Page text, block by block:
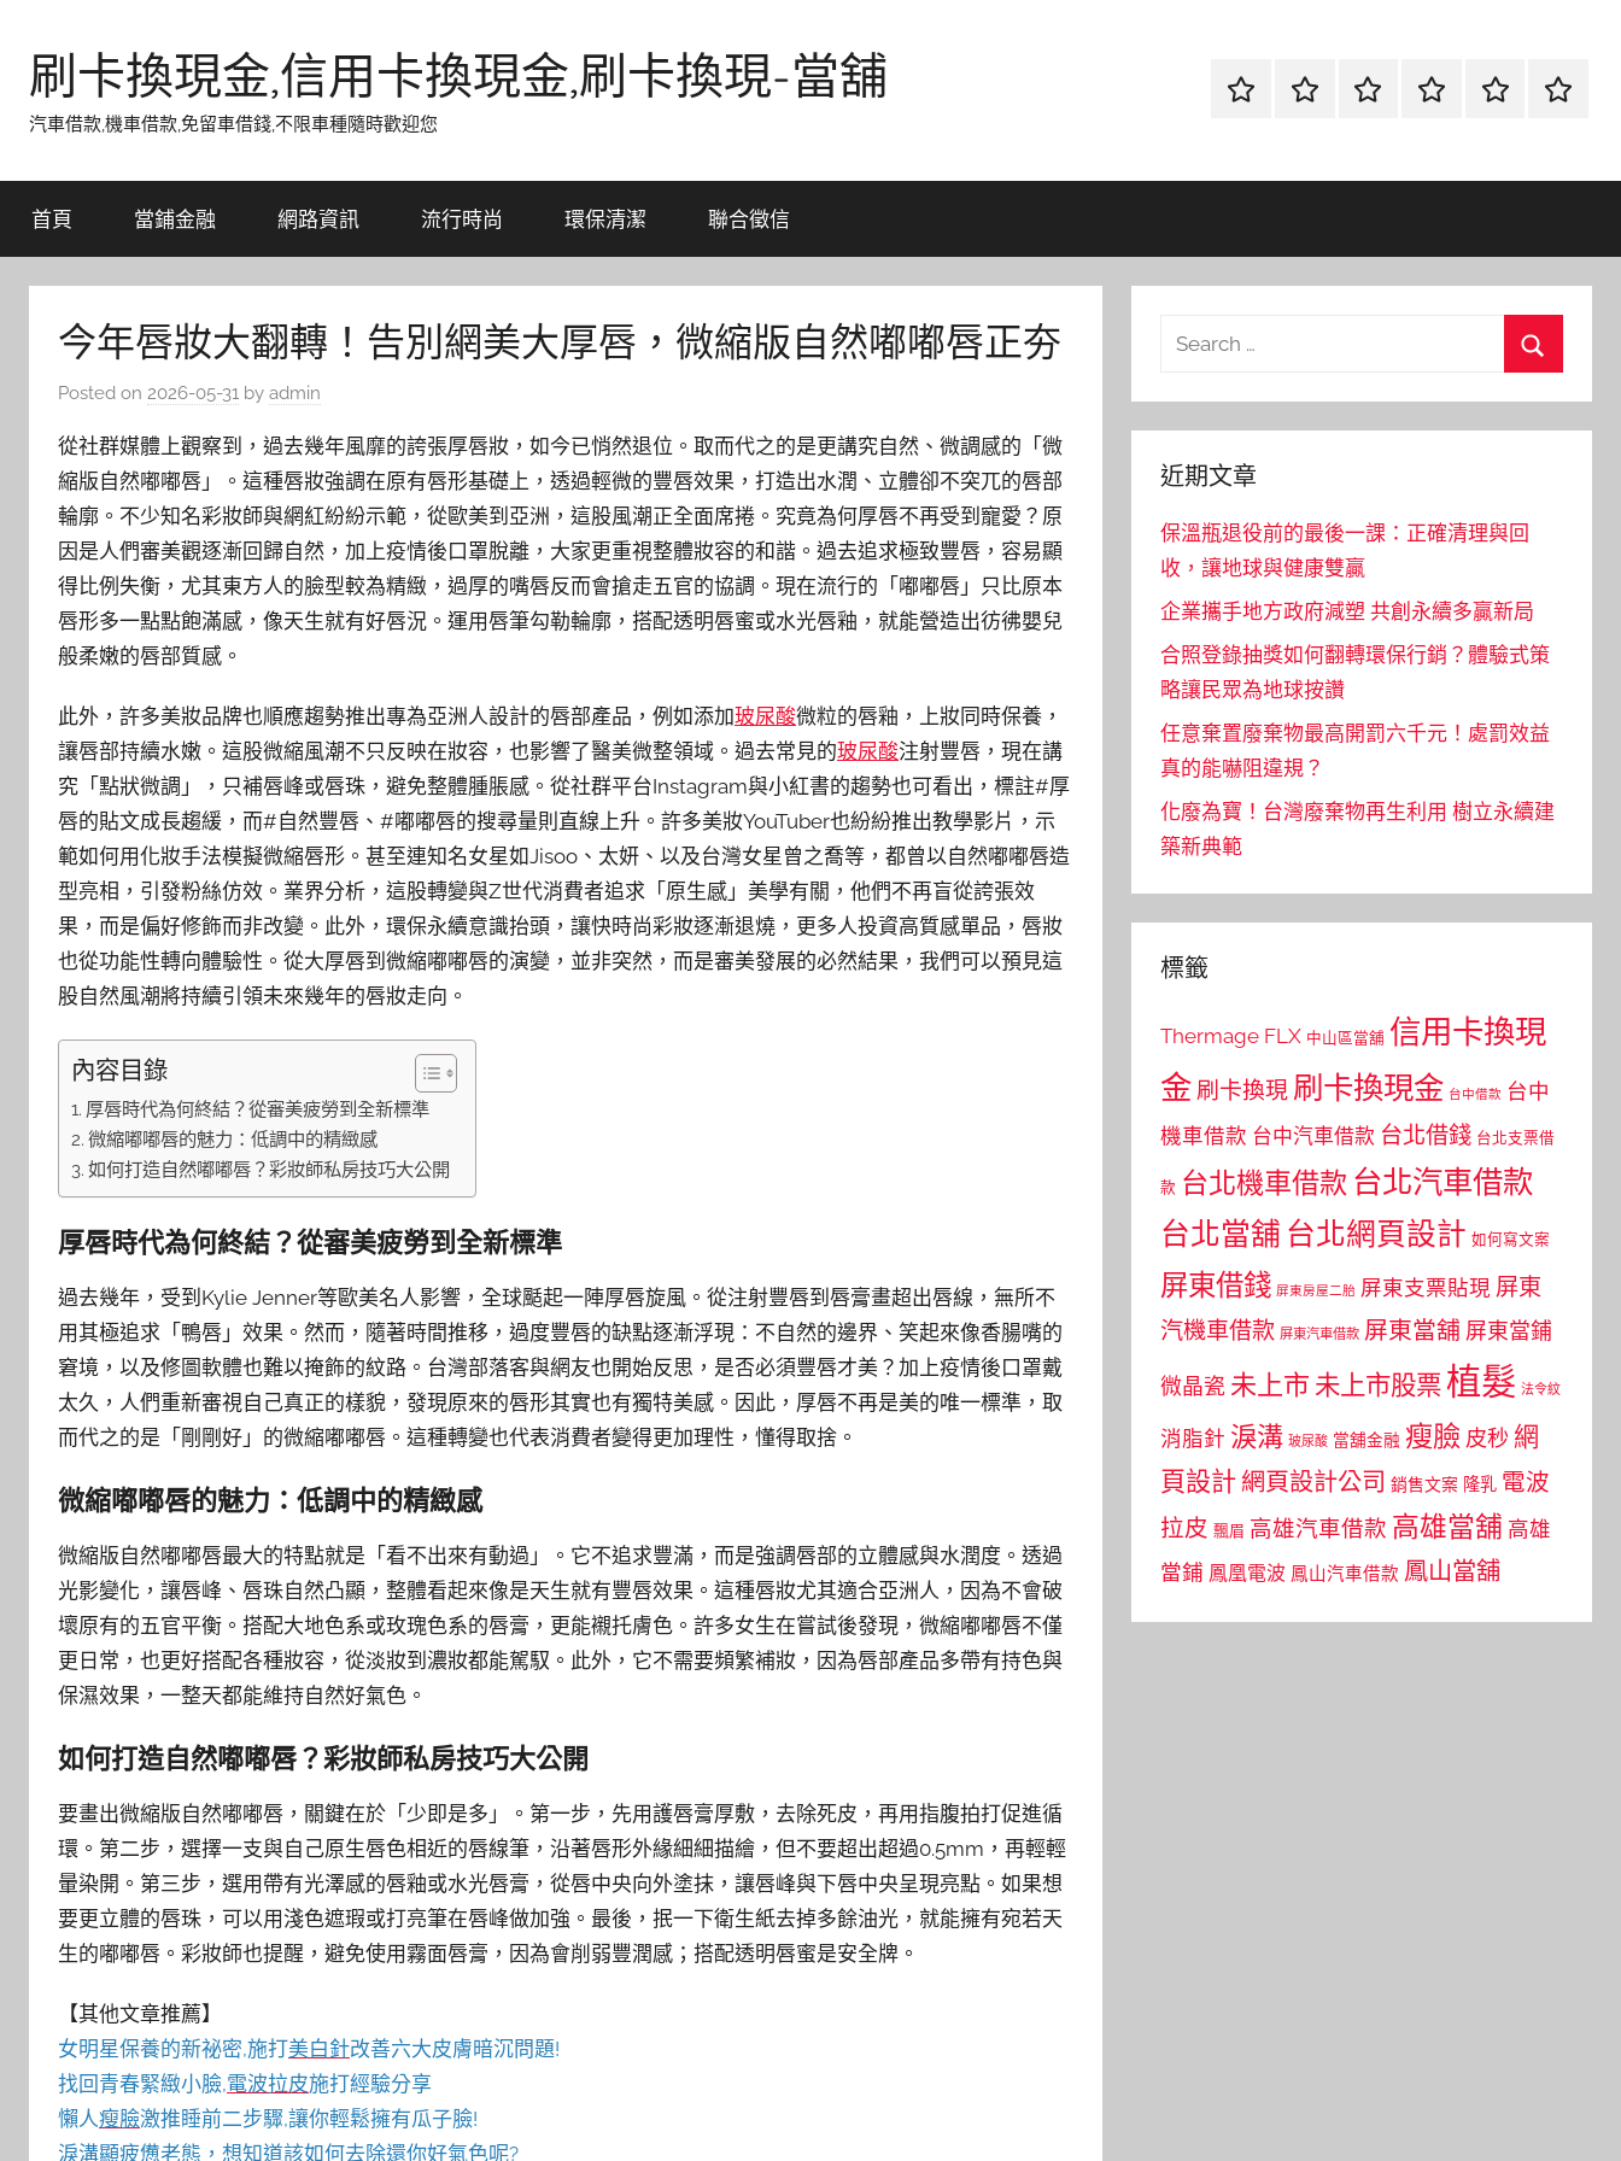
content刷卡換現金,信用卡換現金,刷卡換現-當舖
汽車借款,機車借款,免留車借錢,不限車種隨時歡迎您
首
當
網
流
環
聯
首頁 當鋪金融 網路資訊 流行時尚 環保清潔 聯合徵信
今年唇妝大翻轉！告別網美大厚唇，微縮版自然嘟嘟唇正夯
Posted on 2026-05-31 by admin
從社群媒體上觀察到，過去幾年風靡的誇張厚唇妝，如今已悄然退位。取而代之的是更講究自然、微調感的「微
縮版自然嘟嘟唇」。這種唇妝強調在原有唇形基礎上，透過輕微的豐唇效果，打造出水潤、立體卻不突兀的唇部
輪廓。不少知名彩妝師與網紅紛紛示範，從歐美到亞洲，這股風潮正全面席捲。究竟為何厚唇不再受到寵愛？原
因是人們審美觀逐漸回歸自然，加上疫情後口罩脫離，大家更重視整體妝容的和諧。過去追求極致豐唇，容易顯
得比例失衡，尤其東方人的臉型較為精緻，過厚的嘴唇反而會搶走五官的協調。現在流行的「嘟嘟唇」只比原本
唇形多一點點飽滿感，像天生就有好唇況。運用唇筆勾勒輪廓，搭配透明唇蜜或水光唇釉，就能營造出彷彿嬰兒
般柔嫩的唇部質感。
此外，許多美妝品牌也順應趨勢推出專為亞洲人設計的唇部產品，例如添加玻尿酸微粒的唇釉，上妝同時保養，
讓唇部持續水嫩。這股微縮風潮不只反映在妝容，也影響了醫美微整領域。過去常見的玻尿酸注射豐唇，現在講
究「點狀微調」，只補唇峰或唇珠，避免整體腫脹感。從社群平台Instagram與小紅書的趨勢也可看出，標註#厚
唇的貼文成長趨緩，而#自然豐唇、#嘟嘟唇的搜尋量則直線上升。許多美妝YouTuber也紛紛推出教學影片，示
範如何用化妝手法模擬微縮唇形。甚至連知名女星如Jisoo、太妍、以及台灣女星曾之喬等，都曾以自然嘟嘟唇造
型亮相，引發粉絲仿效。業界分析，這股轉變與Z世代消費者追求「原生感」美學有關，他們不再盲從誇張效
果，而是偏好修飾而非改變。此外，環保永續意識抬頭，讓快時尚彩妝逐漸退燒，更多人投資高質感單品，唇妝
也從功能性轉向體驗性。從大厚唇到微縮嘟嘟唇的演變，並非突然，而是審美發展的必然結果，我們可以預見這
股自然風潮將持續引領未來幾年的唇妝走向。
內容目錄
厚唇時代為何終結？從審美疲勞到全新標準
微縮嘟嘟唇的魅力：低調中的精緻感
如何打造自然嘟嘟唇？彩妝師私房技巧大公開
厚唇時代為何終結？從審美疲勞到全新標準
過去幾年，受到Kylie Jenner等歐美名人影響，全球颳起一陣厚唇旋風。從注射豐唇到唇膏畫超出唇線，無所不
用其極追求「鴨唇」效果。然而，隨著時間推移，過度豐唇的缺點逐漸浮現：不自然的邊界、笑起來像香腸嘴的
窘境，以及修圖軟體也難以掩飾的紋路。台灣部落客與網友也開始反思，是否必須豐唇才美？加上疫情後口罩戴
太久，人們重新審視自己真正的樣貌，發現原來的唇形其實也有獨特美感。因此，厚唇不再是美的唯一標準，取
而代之的是「剛剛好」的微縮嘟嘟唇。這種轉變也代表消費者變得更加理性，懂得取捨。
微縮嘟嘟唇的魅力：低調中的精緻感
微縮版自然嘟嘟唇最大的特點就是「看不出來有動過」。它不追求豐滿，而是強調唇部的立體感與水潤度。透過
光影變化，讓唇峰、唇珠自然凸顯，整體看起來像是天生就有豐唇效果。這種唇妝尤其適合亞洲人，因為不會破
壞原有的五官平衡。搭配大地色系或玫瑰色系的唇膏，更能襯托膚色。許多女生在嘗試後發現，微縮嘟嘟唇不僅
更日常，也更好搭配各種妝容，從淡妝到濃妝都能駕馭。此外，它不需要頻繁補妝，因為唇部產品多帶有持色與
保濕效果，一整天都能維持自然好氣色。
如何打造自然嘟嘟唇？彩妝師私房技巧大公開
要畫出微縮版自然嘟嘟唇，關鍵在於「少即是多」。第一步，先用護唇膏厚敷，去除死皮，再用指腹拍打促進循
環。第二步，選擇一支與自己原生唇色相近的唇線筆，沿著唇形外緣細細描繪，但不要超出超過0.5mm，再輕輕
暈染開。第三步，選用帶有光澤感的唇釉或水光唇膏，從唇中央向外塗抹，讓唇峰與下唇中央呈現亮點。如果想
要更立體的唇珠，可以用淺色遮瑕或打亮筆在唇峰做加強。最後，抿一下衛生紙去掉多餘油光，就能擁有宛若天
生的嘟嘟唇。彩妝師也提醒，避免使用霧面唇膏，因為會削弱豐潤感；搭配透明唇蜜是安全牌。
【其他文章推薦】
女明星保養的新祕密,施打美白針改善六大皮膚暗沉問題!
找回青春緊緻小臉,電波拉皮施打經驗分享
懶人瘦臉激推睡前二步驟,讓你輕鬆擁有瓜子臉!
淚溝顯疲憊老態，想知道該如何去除還你好氣色呢?
Search
近期文章
保溫瓶退役前的最後一課：正確清理與回
收，讓地球與健康雙贏
企業攜手地方政府減塑 共創永續多贏新局
合照登錄抽獎如何翻轉環保行銷？體驗式策
略讓民眾為地球按讚
任意棄置廢棄物最高開罰六千元！處罰效益
真的能嚇阻違規？
化廢為寶！台灣廢棄物再生利用 樹立永續建
築新典範
標籤
Thermage FLX 中山區當舖 信用卡換現
金 刷卡換現 刷卡換現金 台中借款 台中
機車借款 台中汽車借款 台北借錢 台北支票借
款 台北機車借款 台北汽車借款
台北當舖 台北網頁設計 如何寫文案
屏東借錢 屏東房屋二胎 屏東支票貼現 屏東
汽機車借款 屏東汽車借款 屏東當舖 屏東當鋪
微晶瓷 未上市 未上市股票植髮 法令紋
消脂針 淚溝 玻尿酸 當舖金融 瘦臉 皮秒 網
頁設計 網頁設計公司 銷售文案 隆乳 電波
拉皮 飄眉 高雄汽車借款 高雄當舖 高雄
當鋪 鳳凰電波 鳳山汽車借款 鳳山當舖